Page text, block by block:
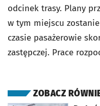
odcinek trasy. Plany
w tym miejscu
czasie pasażerowie
zastępczej. Prace
ZOBACZ